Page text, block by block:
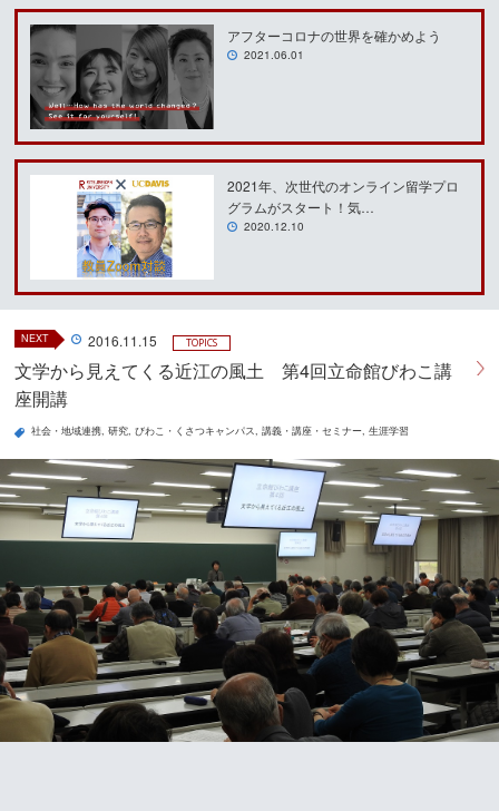
アフターコロナの世界を確かめよう
2021.06.01
2021年、次世代のオンライン留学プロ
グラムがスタート！気…
2020.12.10
NEXT 2016.11.15 TOPICS
文学から見えてくる近江の風土 第4回立命館びわこ講
座開講
社会・地域連携 研究 びわこ・くさつキャンパス 講義・講座・セミナー 生涯学習